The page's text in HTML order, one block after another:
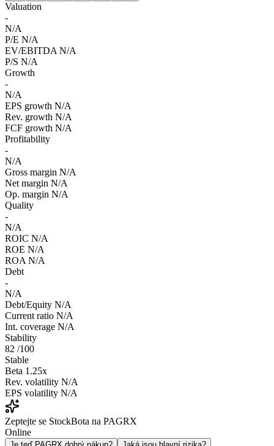
Valuation
-
N/A
P/E N/A
EV/EBITDA N/A
P/S N/A
Growth
-
N/A
EPS growth N/A
Rev. growth N/A
FCF growth N/A
Profitability
-
N/A
Gross margin N/A
Net margin N/A
Op. margin N/A
Quality
-
N/A
ROIC N/A
ROE N/A
ROA N/A
Debt
-
N/A
Debt/Equity N/A
Current ratio N/A
Int. coverage N/A
Stability
82 /100
Stable
Beta 1.25x
Rev. volatility N/A
EPS volatility N/A
Zeptejte se StockBota na PAGRX
Online